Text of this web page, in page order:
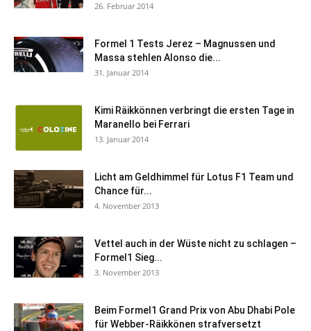
26. Februar 2014
Formel 1 Tests Jerez – Magnussen und
Massa stehlen Alonso die...
31. Januar 2014
Kimi Räikkönnen verbringt die ersten Tage in
Maranello bei Ferrari
13. Januar 2014
Licht am Geldhimmel für Lotus F1 Team und
Chance für...
4. November 2013
Vettel auch in der Wüste nicht zu schlagen –
Formel1 Sieg...
3. November 2013
Beim Formel1 Grand Prix von Abu Dhabi Pole
für Webber-Räikkönen strafversetzt